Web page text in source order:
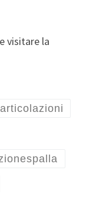
visitare la
articolazioni